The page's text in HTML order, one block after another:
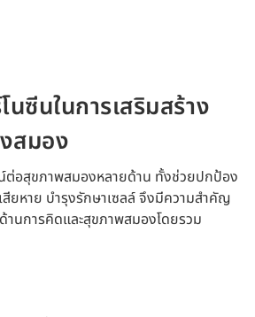
นซีนในการเสริมสร้าง
สมอง
ต่อสุขภาพสมองหลายด้าน ทั้งช่วยปกป้อง
สียหาย บำรุงรักษาเซลล์ จึงมีความสำคัญ
านการคิดและสุขภาพสมองโดยรวม